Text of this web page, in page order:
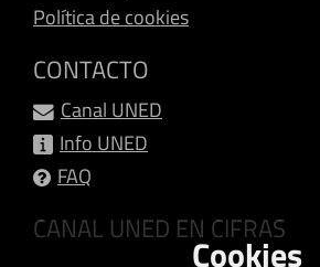
Política de cookies
CONTACTO
Canal UNED
Info UNED
FAQ
CANAL UNED EN CIFRAS
Cookies